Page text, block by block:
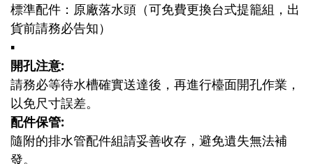
標準配件：原廠落水頭（可免費更換台式提籠組，出
貨前請務必告知）
▪️
開孔注意:
請務必等待水槽確實送達後，再進行檯面開孔作業，
以免尺寸誤差。
配件保管:
隨附的排水管配件組請妥善收存，避免遺失無法補
發。